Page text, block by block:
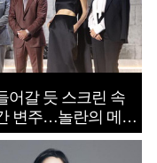
어갈 듯 스크린 속
변주…놀란의 메시
쟁 속죄’